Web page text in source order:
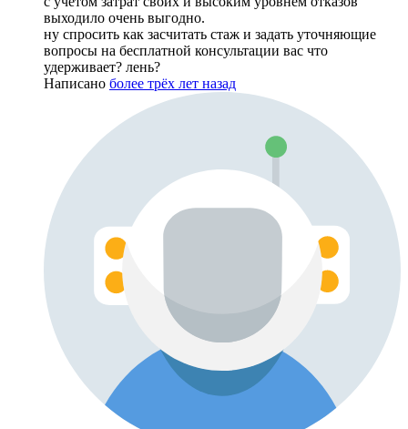
выходило очень выгодно.
ну спросить как засчитать стаж и задать уточняющие
вопросы на бесплатной консультации вас что
удерживает? лень?
Написано более трёх лет назад